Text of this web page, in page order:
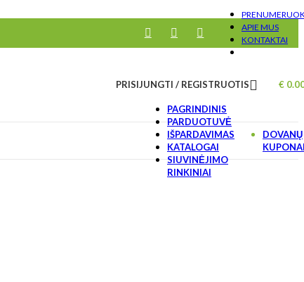
APIE MUS
KONTAKTAI
PRISIJUNGTI / REGISTRUOTIS €
PAGRINDINIS
PARDUOTUVĖ
IŠPARDAVIMAS
KATALOGAI
SIUVINĖJIMO
RINKINIAI
DOVANŲ